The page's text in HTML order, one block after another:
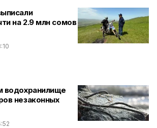
на 2.9 млн сомов
водохранилище
незаконных